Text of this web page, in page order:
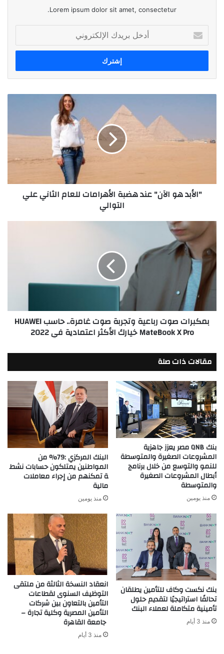
Lorem ipsum dolor sit amet, consectetur.
بريدك
الإلكتروني
هضبة
علي
التوالي"الأبد هو الآن" عند هضبة الأهرامات للعام الثاني علي
التوالي
بمكبرات
صوت
رباعية
وتجربة
صوت
غامرة..
حاسب
HUAWEI
MateBook
الأكثر
اعتمادية
في
2022
بمكبرات صوت رباعية وتجربة صوت غامرة.. حاسب HUAWEI
MateBook X Pro خيارك الأكثر اعتمادية في 2022
مقالات ذات صلة
بنك QNB مصر يعزز جاهزية
المشروعات الصغيرة والمتوسطة
للنمو والتوسع من خلال برنامج
أبطال المشروعات الصغيرة
والمتوسطة
منذ يومين
البنك المركزي :79% من
المواطنين يمتلكون حسابات نشط
ة تمكنهم من إجراء معاملات
مالية
منذ يومين
بنك نكست وكاف للتأمين يطلقان
تحالفًا استراتيجيًا لتقديم حلول
تأمينية متكاملة لعملاء البنك
منذ 3 أيام
انعقاد النسخة الثالثة من ملتقى
التوظيف السنوى لقطاعات
التأمين بالتعاون بين شركات
التأمين المصرية وكلية تجارة –
جامعة القاهرة
منذ 3 أيام